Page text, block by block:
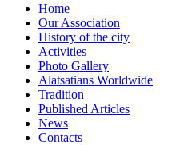
Home
Our Association
History of the city
Activities
Photo Gallery
Alatsatians Worldwide
Tradition
Published Articles
News
Contacts